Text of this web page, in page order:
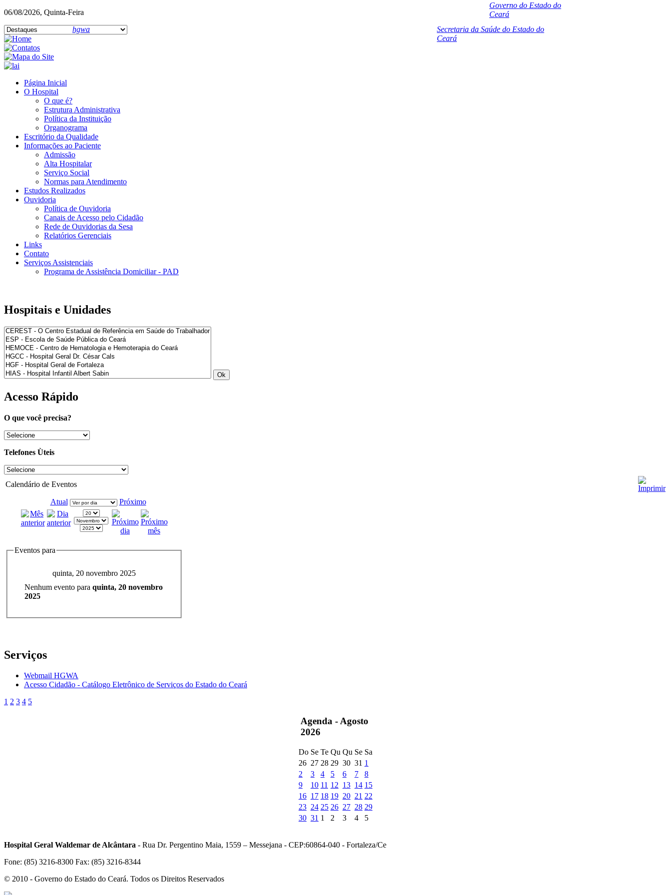
06/08/2026, Quinta-Feira
hgwa
Secretaria da Saúde do Estado do
Ceará
Governo do Estado do
Ceará
Página Inicial
O Hospital
O que é?
Estrutura Administrativa
Política da Instituição
Organograma
Escritório da Qualidade
Informações ao Paciente
Admissão
Alta Hospitalar
Serviço Social
Normas para Atendimento
Estudos Realizados
Ouvidoria
Política de Ouvidoria
Canais de Acesso pelo Cidadão
Rede de Ouvidorias da Sesa
Relatórios Gerenciais
Links
Contato
Serviços Assistenciais
Programa de Assistência Domiciliar - PAD
Hospitais e Unidades
Acesso Rápido
O que você precisa?
Telefones Ùteis
Calendário de Eventos
Atual Próximo
Eventos para
quinta, 20 novembro 2025
Nenhum evento para quinta, 20 novembro
2025
Serviços
Webmail HGWA
Acesso Cidadão - Catálogo Eletrônico de Serviços do Estado do Ceará
1 2 3 4 5
Agenda - Agosto
2026
Do Se Te Qu Qu Se Sa
26 27 28 29 30 31 1
2
3 4 5 6 7
8
9
10 11 12 13 14 15
16 17 18 19 20 21 22
23 24 25 26 27 28 29
30 31 1 2 3 4 5
Hospital Geral Waldemar de Alcântara - Rua Dr. Pergentino Maia, 1559 – Messejana - CEP:60864-040 - Fortaleza/Ce
Fone: (85) 3216-8300 Fax: (85) 3216-8344
© 2010 - Governo do Estado do Ceará. Todos os Direitos Reservados